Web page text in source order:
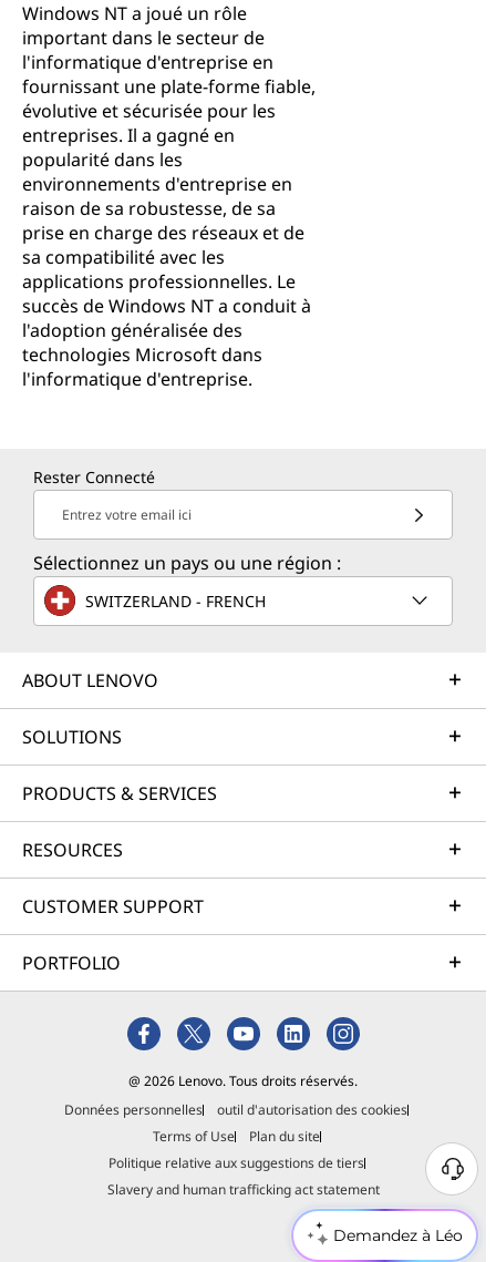
Demandez à Léo
Windows NT a joué un rôle
important dans le secteur de
l'informatique d'entreprise en
fournissant une plate-forme fiable,
évolutive et sécurisée pour les
entreprises. Il a gagné en
popularité dans les
environnements d'entreprise en
raison de sa robustesse, de sa
prise en charge des réseaux et de
sa compatibilité avec les
applications professionnelles. Le
succès de Windows NT a conduit à
l'adoption généralisée des
technologies Microsoft dans
l'informatique d'entreprise.
Rester Connecté
Entrez votre email ici
Sélectionnez un pays ou une région :
SWITZERLAND - FRENCH
ABOUT LENOVO
SOLUTIONS
PRODUCTS & SERVICES
RESOURCES
CUSTOMER SUPPORT
PORTFOLIO
@ 2026 Lenovo. Tous droits réservés.
Données personnelles
outil d'autorisation des cookies
Terms of Use
Plan du site
Politique relative aux suggestions de tiers
Slavery and human trafficking act statement